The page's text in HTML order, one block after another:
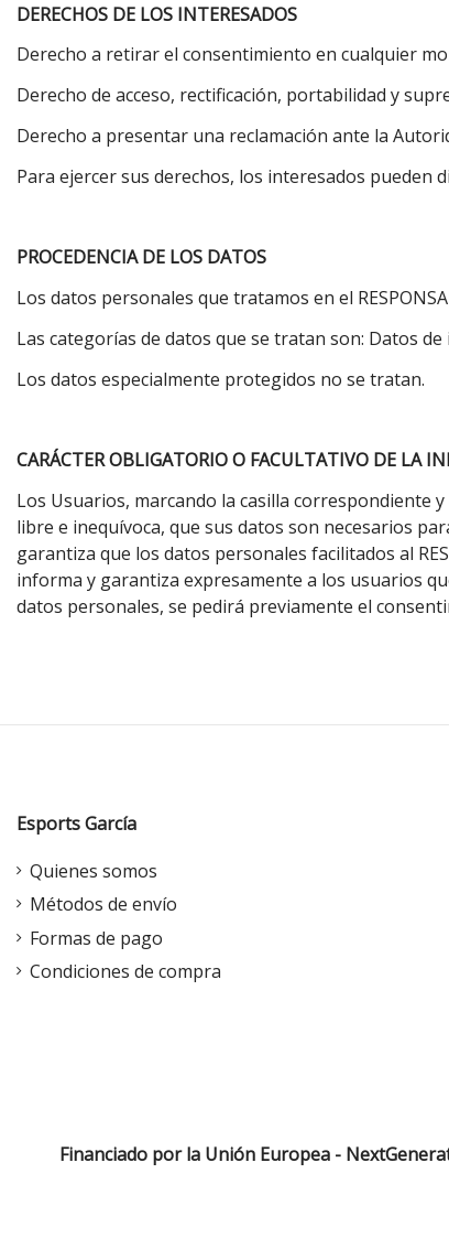
DERECHOS DE LOS INTERESADOS
Derecho a retirar el consentimiento en cualquier
Derecho de acceso, rectificación, portabilidad y
Derecho a presentar una reclamación ante la
Para ejercer sus derechos, los interesados pueden
PROCEDENCIA DE LOS DATOS
Los datos personales que tratamos en el
Las categorías de datos que se tratan son: Datos
Los datos especialmente protegidos no se tratan.
CARÁCTER OBLIGATORIO O FACULTATIVO DE LA
Los Usuarios, marcando la casilla correspondiente
libre e inequívoca, que sus datos son necesarios
garantiza que los datos personales facilitados al
informa y garantiza expresamente a los usuarios
datos personales, se pedirá previamente el
Esports García
Quienes somos
Métodos de envío
Formas de pago
Condiciones de compra
Financiado por la Unión Europea -